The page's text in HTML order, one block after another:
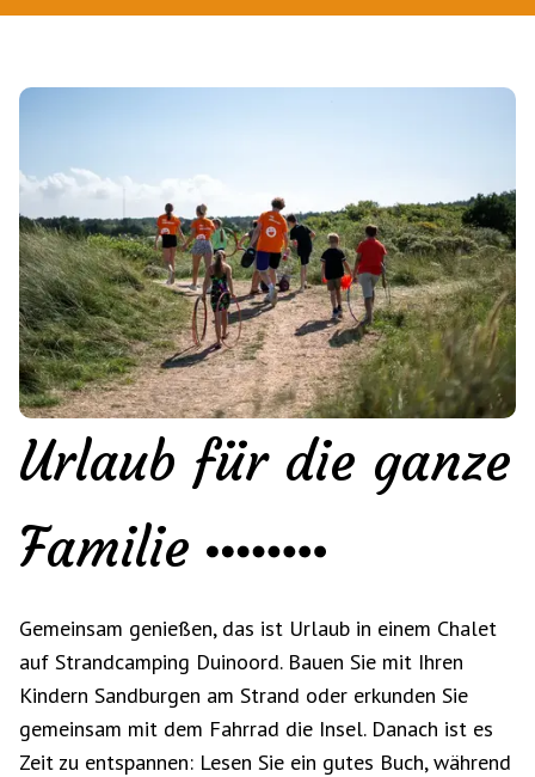
Urlaub für die ganze
Familie
Gemeinsam genießen, das ist Urlaub in einem Chalet
auf Strandcamping Duinoord. Bauen Sie mit Ihren
Kindern Sandburgen am Strand oder erkunden Sie
gemeinsam mit dem Fahrrad die Insel. Danach ist es
Zeit zu entspannen: Lesen Sie ein gutes Buch, während